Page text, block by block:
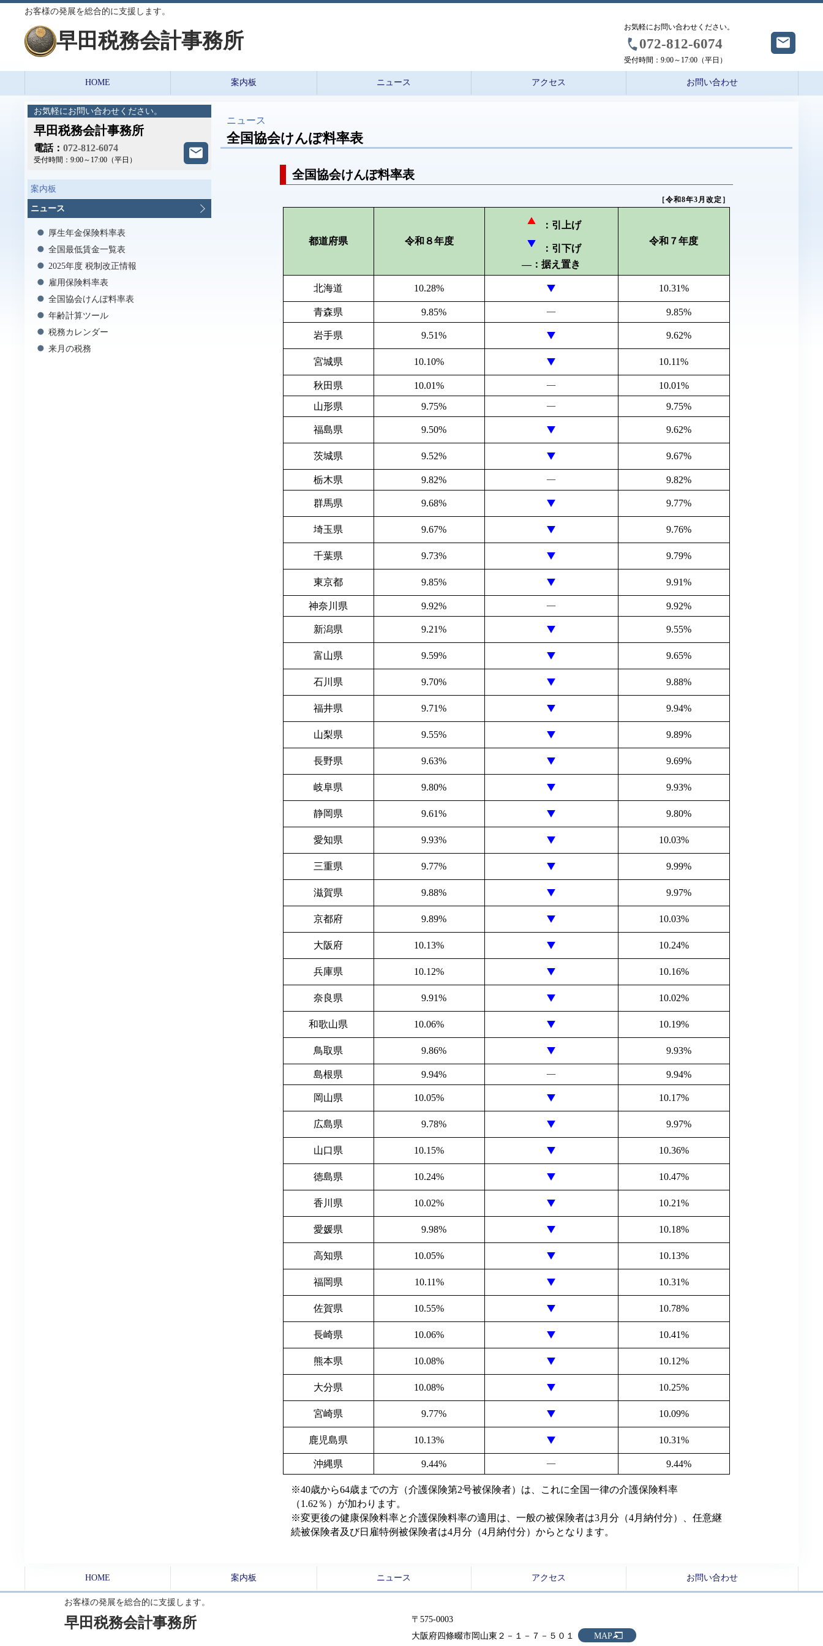
お客様の発展を総合的に支援します。
早田税務会計事務所
お気軽にお問い合わせください。
072-812-6074
受付時間： 9:00～17:00（平日）
HOME 案内板 ニュース アクセス お問い合わせ
ニュース
全国協会けんぽ料率表
全国協会けんぽ料率表
［令和8年3月改定］
都道府県 令和８年度
：引上げ
：引下げ
―：据え置き
令和７年度
北海道 10.28% 10.31%
青森県 9.85% ― 9.85%
岩手県 9.51% 9.62%
宮城県 10.10% 10.11%
秋田県 10.01% ―
10.01%
山形県
9.75% ― 9.75%
福島県 9.50% 9.62%
茨城県 9.52% 9.67%
栃木県 9.82% ― 9.82%
群馬県 9.68% 9.77%
埼玉県 9.67% 9.76%
千葉県 9.73% 9.79%
東京都 9.85% 9.91%
神奈川県 9.92% ― 9.92%
新潟県 9.21% 9.55%
富山県 9.59% 9.65%
石川県 9.70% 9.88%
福井県 9.71% 9.94%
山梨県 9.55% 9.89%
長野県 9.63% 9.69%
岐阜県 9.80% 9.93%
静岡県 9.61% 9.80%
愛知県 9.93% 10.03%
三重県 9.77% 9.99%
滋賀県 9.88% 9.97%
京都府 9.89% 10.03%
大阪府 10.13% 10.24%
兵庫県 10.12% 10.16%
奈良県 9.91% 10.02%
和歌山県 10.06% 10.19%
鳥取県 9.86% 9.93%
島根県 9.94% ― 9.94%
岡山県 10.05% 10.17%
広島県 9.78% 9.97%
山口県 10.15% 10.36%
徳島県 10.24% 10.47%
香川県 10.02% 10.21%
愛媛県 9.98% 10.18%
高知県 10.05% 10.13%
福岡県 10.11% 10.31%
佐賀県 10.55% 10.78%
長崎県 10.06% 10.41%
熊本県 10.08% 10.12%
大分県 10.08% 10.25%
宮崎県 9.77% 10.09%
鹿児島県 10.13% 10.31%
沖縄県 9.44% ― 9.44%
※40歳から64歳までの方（介護保険第2号被保険者）は、これに全国一律の介護保険料率
（1.62％）が加わります。
※変更後の健康保険料率と介護保険料率の適用は、一般の被保険者は3月分（4月納付分）、任意継
続被保険者及び日雇特例被保険者は4月分（4月納付分）からとなります。
お気軽にお問い合わせください。
早田税務会計事務所
電話： 072-812-6074
受付時間： 9:00～17:00（平日）
案内板
ニュース
厚生年金保険料率表
全国最低賃金一覧表
2025年度 税制改正情報
雇用保険料率表
全国協会けんぽ料率表
年齢計算ツール
税務カレンダー
来月の税務
HOME 案内板 ニュース アクセス お問い合わせ
お客様の発展を総合的に支援します。
早田税務会計事務所
〒575-0003
大阪府四條畷市岡山東２－１－７－５０１
MAP